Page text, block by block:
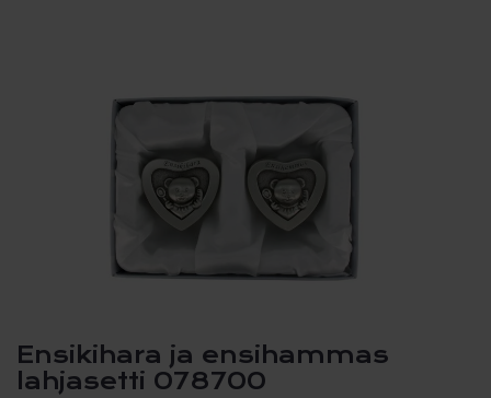
Ensikihara ja ensihammas
lahjasetti 078700